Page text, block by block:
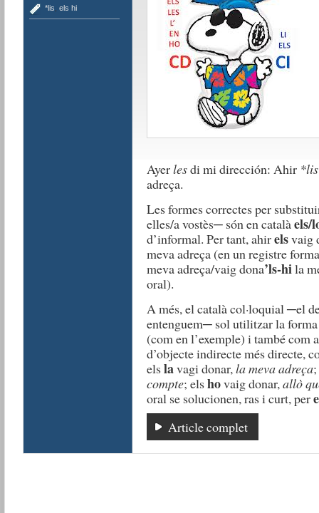
*lis els hi
Ayerlesdi mi dirección: Ahir *lis
adreça.
Les formes correctes per
elles/a vostès─ són en catalàels/
d’informal. Per tant, ahirelsvaig
meva adreça (en un registre
meva adreça/vaig dona’ls-hila
oral).
A més, el català col·loquial ─el
entenguem─ sol utilitzar la
(com en l’exemple) i també com
d’objecte indirecte més directe,
elslavagi donar,la meva adreça
compte; elshovaig donar,allò
oral se solucionen, ras i curt, per
Article complet